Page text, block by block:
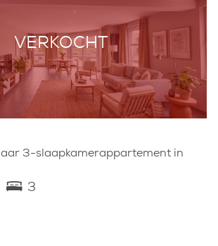
VERKOCHT
3-slaapkamerappartement in
3